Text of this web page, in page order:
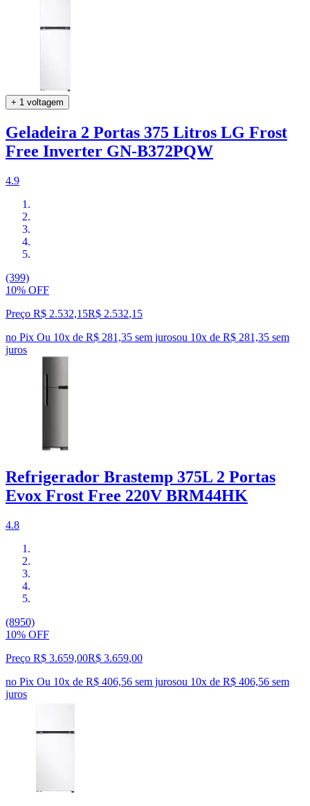
+ 1 voltagem
Geladeira 2 Portas 375 Litros LG Frost
Free Inverter GN-B372PQW
4.9
(399)
10% OFF
Preço R$ 2.532,15R$ 2.532,15
no Pix Ou 10x de R$ 281,35 sem jurosou 10x de R$ 281,35 sem
juros
Refrigerador Brastemp 375L 2 Portas
Evox Frost Free 220V BRM44HK
4.8
(8950)
10% OFF
Preço R$ 3.659,00R$ 3.659,00
no Pix Ou 10x de R$ 406,56 sem jurosou 10x de R$ 406,56 sem
juros